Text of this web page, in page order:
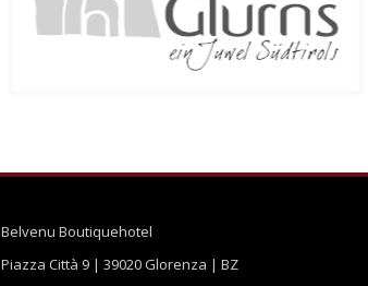
Belvenu Boutiquehotel
Piazza Città 9 | 39020 Glorenza | BZ